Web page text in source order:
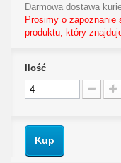
Darmowa dostawa
Prosimy o zapoznanie
produktu, który
Ilość
Kup